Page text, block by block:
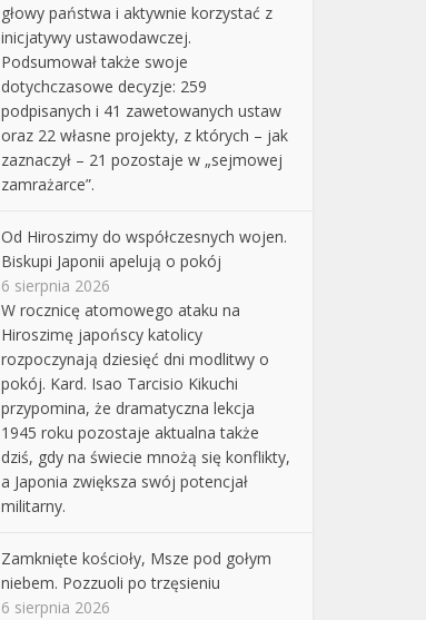
głowy państwa i aktywnie korzystać z
inicjatywy ustawodawczej.
Podsumował także swoje
dotychczasowe decyzje: 259
podpisanych i 41 zawetowanych ustaw
oraz 22 własne projekty, z których – jak
zaznaczył – 21 pozostaje w „sejmowej
zamrażarce”.
Od Hiroszimy do współczesnych wojen.
Biskupi Japonii apelują o pokój
6 sierpnia 2026
W rocznicę atomowego ataku na
Hiroszimę japońscy katolicy
rozpoczynają dziesięć dni modlitwy o
pokój. Kard. Isao Tarcisio Kikuchi
przypomina, że dramatyczna lekcja
1945 roku pozostaje aktualna także
dziś, gdy na świecie mnożą się konflikty,
a Japonia zwiększa swój potencjał
militarny.
Zamknięte kościoły, Msze pod gołym
niebem. Pozzuoli po trzęsieniu
6 sierpnia 2026